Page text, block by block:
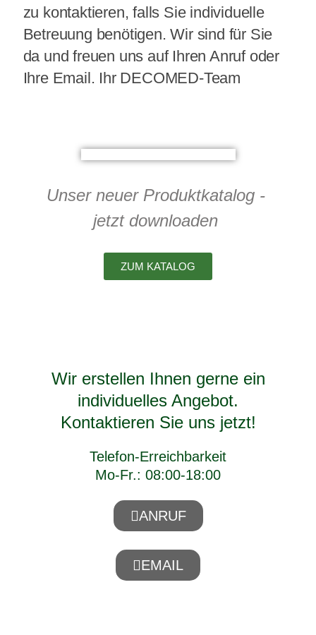
zu kontaktieren, falls Sie individuelle
Betreuung benötigen. Wir sind für Sie
da und freuen uns auf Ihren Anruf oder
Ihre Email. Ihr DECOMED-Team
Unser neuer Produktkatalog -
jetzt downloaden
ZUM KATALOG
Wir erstellen Ihnen gerne ein
individuelles Angebot.
Kontaktieren Sie uns jetzt!
Telefon-Erreichbarkeit
Mo-Fr.: 08:00-18:00
ANRUF
EMAIL